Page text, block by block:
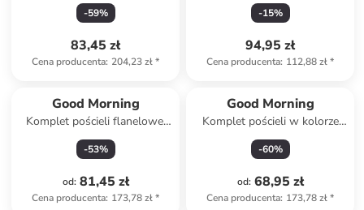
-59%
83,45 zł
Cena producenta: 204,23 zł*
-15%
94,95 zł
Cena producenta: 112,88 zł*
Good Morning
Komplet pościeli flanelowej
"Cira" w kolorze szarym
-53%
od: 81,45 zł
Cena producenta: 173,78 zł*
Good Morning
Komplet pościeli w kolorze
kremowo-pomarańczowym
-60%
od: 68,95 zł
Cena producenta: 173,78 zł*